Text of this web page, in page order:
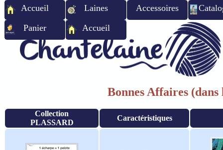
Accueil Laines Accessoires
Panier
Accueil
Bonnes Affaires
Collection
PLASSARD
Caractéristiques